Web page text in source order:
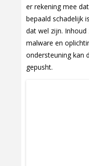
er rekening mee
bepaald schadelijk
dat wel zijn.
malware en
ondersteuning kan
gepusht.